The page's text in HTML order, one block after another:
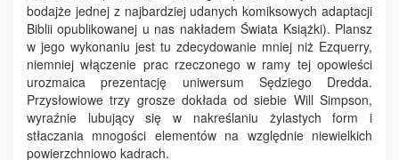
bodajże jednej z najbardziej udanych komiksowych adaptacji
Biblii opublikowanej u nas nakładem Świata Książki). Plansz
w jego wykonaniu jest tu zdecydowanie mniej niż Ezquerry,
niemniej włączenie prac rzeczonego w ramy tej opowieści
urozmaica prezentację uniwersum Sędziego Dredda.
Przysłowiowe trzy grosze dokłada od siebie Will Simpson,
wyraźnie lubujący się w nakreślaniu żylastych form i
stłaczania mnogości elementów na względnie niewielkich
powierzchniowo kadrach.